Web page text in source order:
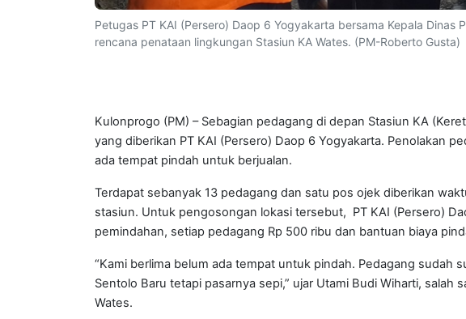
Petugas PT KAI (Persero) Daop 6 Yogyakarta bersama Kepala Dinas
rencana penataan lingkungan Stasiun KA Wates. (PM-Roberto Gusta)
Kulonprogo (PM) – Sebagian pedagang di depan Stasiun KA
yang diberikan PT KAI (Persero) Daop 6 Yogyakarta. Penolakan
ada tempat pindah untuk berjualan.
Terdapat sebanyak 13 pedagang dan satu pos ojek diberikan
stasiun. Untuk pengosongan lokasi tersebut, PT KAI (Persero)
pemindahan, setiap pedagang Rp 500 ribu dan bantuan biaya
“Kami berlima belum ada tempat untuk pindah. Pedagang sudah
Sentolo Baru tetapi pasarnya sepi,” ujar Utami Budi Wiharti,
Wates.